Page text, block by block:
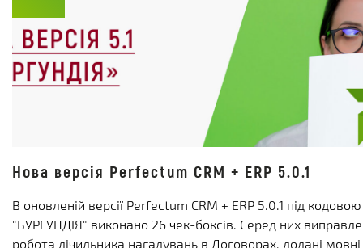
Нова версія Perfectum CRM + ERP 5.0.1
В оновленій версії Perfectum CRM + ERP 5.0.1 під
"БУРГУНДІЯ" виконано 26 чек-боксів. Серед них
робота лічильника нагадувань в Договорах, додані мовні